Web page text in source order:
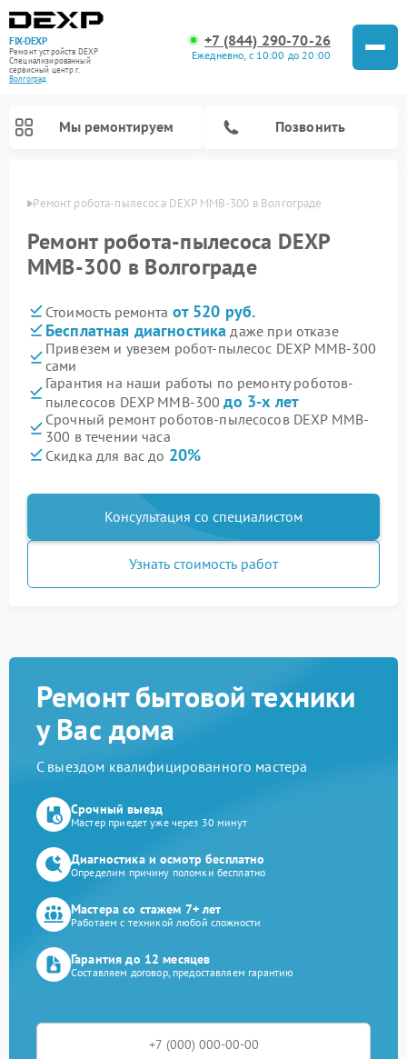
FIX-DEXP
Ремонт устройств DEXP
Специализированный
cервисный центр г.
Волгоград
+7 (844) 290-70-26
Ежедневно, с 10:00 до 20:00
Мы ремонтируем Позвонить
Ремонт робота-пылесоса DEXP MMB-300 в Волгограде
Ремонт робота-пылесоса DEXP
MMB-300 в Волгограде
Стоимость ремонта от 520 руб.
Бесплатная диагностика даже при отказе
Привезем и увезем робот-пылесос DEXP MMB-300
сами
Гарантия на наши работы по ремонту роботов-
пылесосов DEXP MMB-300до 3-х лет
Срочный ремонт роботов-пылесосов DEXP MMB-
300 в течении часа
Скидка для вас до 20%
Консультация со специалистом
Узнать стоимость работ
Ремонт бытовой техники
у Вас дома
С выездом квалифицированного мастера
Срочный выезд
Мастер приедет уже через 30 минут
Диагностика и осмотр бесплатно
Определим причину поломки бесплатно
Мастера со стажем 7+ лет
Работаем с техникой любой сложности
Гарантия до 12 месяцев
Составляем договор, предоставляем гарантию